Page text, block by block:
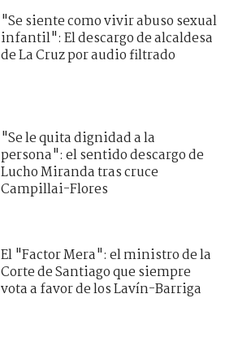
"Se siente como vivir abuso sexual
infantil": El descargo de alcaldesa
de La Cruz por audio filtrado
"Se le quita dignidad a la
persona": el sentido descargo de
Lucho Miranda tras cruce
Campillai-Flores
El "Factor Mera": el ministro de la
Corte de Santiago que siempre
vota a favor de los Lavín-Barriga